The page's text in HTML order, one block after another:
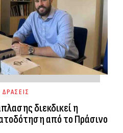
διεκδικεί η
από το Πράσινο